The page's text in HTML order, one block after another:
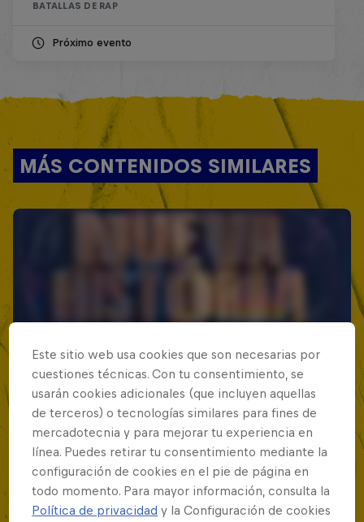
BATALLAS DE RAP
Próximo evento
MÁS CONTENIDOS SIMILARES
Este sitio web usa cookies que son necesarias por
cuestiones técnicas. Con tu consentimiento, se
usarán cookies adicionales (que incluyen aquellas
de terceros) o tecnologías similares para fines de
mercadotecnia y para mejorar tu experiencia en
línea. Puedes retirar tu consentimiento mediante la
configuración de cookies en el pie de página en
todo momento. Para mayor información, consulta la
Política de privacidad y la Configuración de cookies